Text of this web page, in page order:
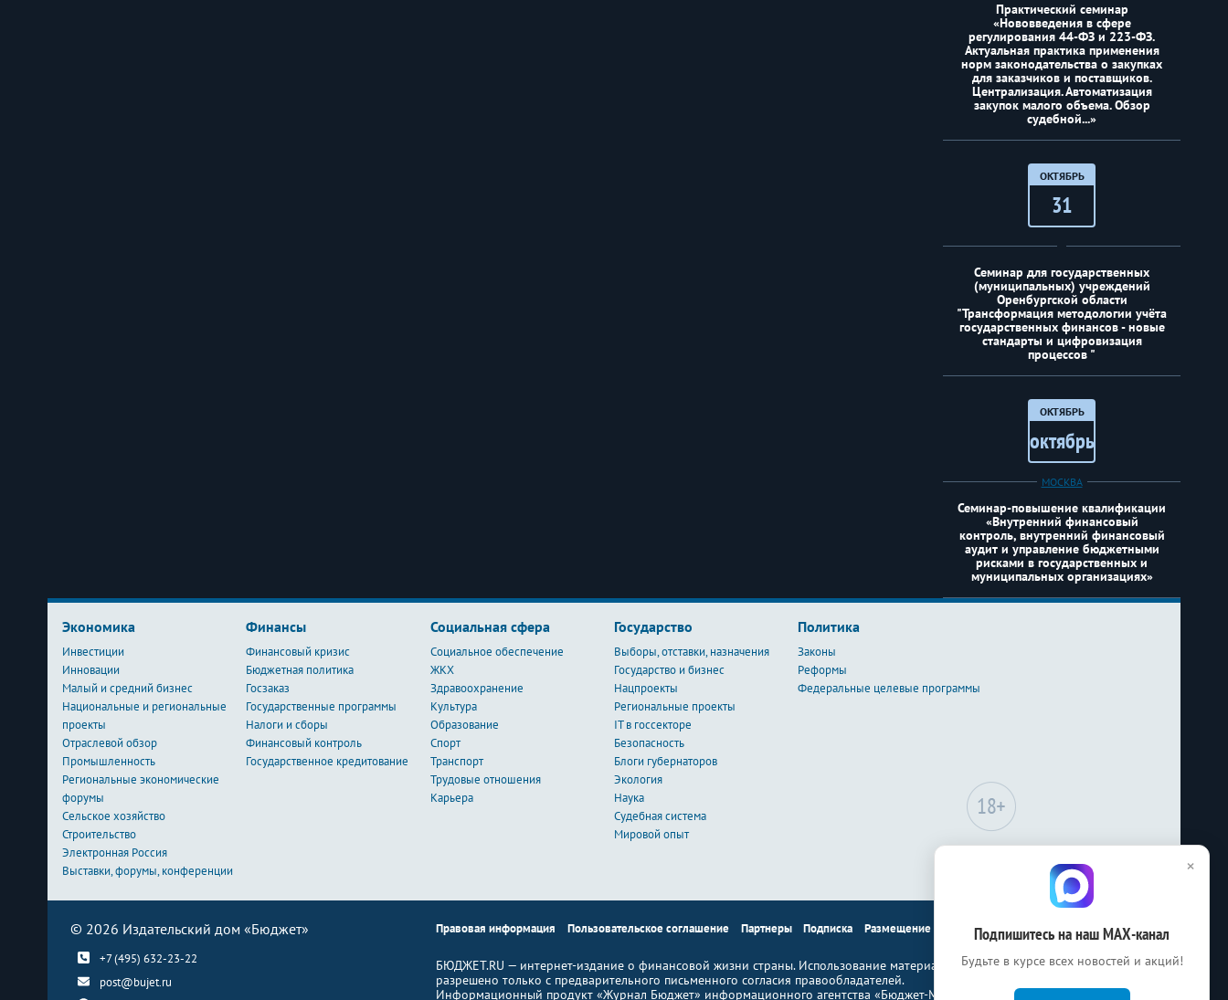
Практический семинар
«Нововведения в сфере
регулирования 44-ФЗ и 223-ФЗ.
Актуальная практика применения
норм законодательства о закупках
для заказчиков и поставщиков.
Централизация. Автоматизация
закупок малого объема. Обзор
судебной...»
ОКТЯБРЬ
31
Семинар для государственных
(муниципальных) учреждений
Оренбургской области
"Трансформация методологии учёта
государственных финансов - новые
стандарты и цифровизация
процессов "
ОКТЯБРЬ
октябрь
МОСКВА
Семинар-повышение квалификации
«Внутренний финансовый
контроль, внутренний финансовый
аудит и управление бюджетными
рисками в государственных и
муниципальных организациях»
Сайт может содержать
предназначенные для лиц
Экономика
Инвестиции
Инновации
Малый и средний бизнес
Национальные и региональные
проекты
Отраслевой обзор
Промышленность
Региональные экономические
форумы
Сельское хозяйство
Строительство
Электронная Россия
Выставки, форумы, конференции
Финансы
Финансовый кризис
Бюджетная политика
Госзаказ
Государственные программы
Налоги и сборы
Финансовый контроль
Государственное кредитование
Социальная сфера
Социальное обеспечение
ЖКХ
Здравоохранение
Культура
Образование
Спорт
Транспорт
Трудовые отношения
Карьера
Государство
Выборы, отставки, назначения
Государство и бизнес
Нацпроекты
Региональные проекты
IT в госсекторе
Безопасность
Блоги губернаторов
Экология
Наука
Судебная система
Мировой опыт
Политика
Законы
Реформы
Федеральные целевые программы
© 2026 Издательский дом «Бюджет»
+7 (495) 632-23-22
post@bujet.ru
Правовая информация Пользовательское соглашение Партнеры Подписка Размещение рекламы Контакты
БЮДЖЕТ.RU — интернет-издание о финансовой жизни страны. Использование материалов Бюджет.ru
разрешено только с предварительного письменного согласия правообладателей.
Информационный продукт «Журнал Бюджет» информационного агентства «Бюджет-Медиа»
×
Подпишитесь на наш МАХ-канал
Будьте в курсе всех новостей и акций!